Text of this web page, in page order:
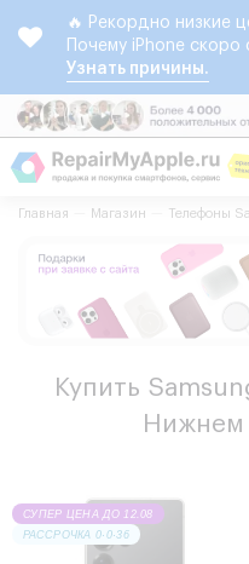
🔥 Рекордно низкие
Почему iPhone
Узнать причины.
Главная Магазин Телефоны
Купить
Нижнем
СУПЕР ЦЕНА ДО 12.08
РАССРОЧКА 0·0·36